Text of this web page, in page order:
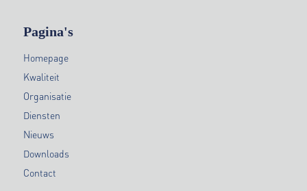
Pagina's
Homepage
Kwaliteit
Organisatie
Diensten
Nieuws
Downloads
Contact